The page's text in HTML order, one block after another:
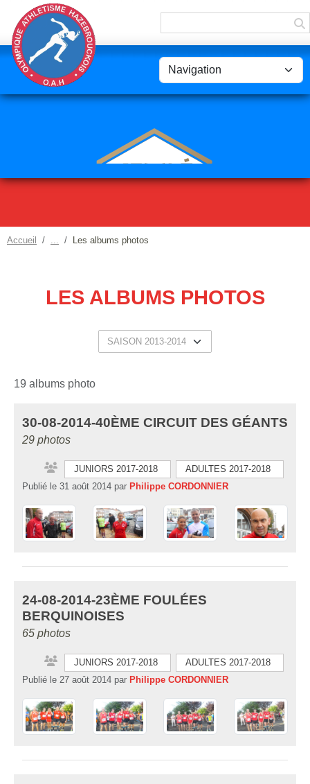
Accueil Les albums photos
LES ALBUMS PHOTOS
19 albums photo
30-08-2014-40ÈME CIRCUIT DES GÉANTS
29 photos
JUNIORS 2017-2018 ADULTES 2017-2018
Publié le 31 août 2014 par Philippe CORDONNIER
24-08-2014-23ÈME FOULÉES
BERQUINOISES
65 photos
JUNIORS 2017-2018 ADULTES 2017-2018
Publié le 27 août 2014 par Philippe CORDONNIER
Panneau de gestion des cookies